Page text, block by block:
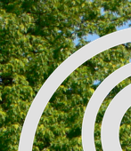
Zum
Inhalt
springen